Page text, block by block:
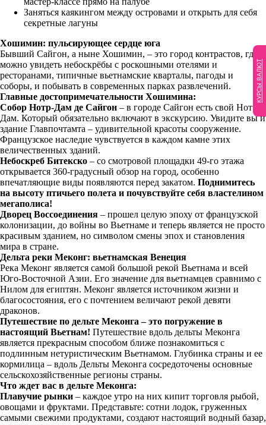
Заняться каякингом между островами и открыть для себя
секретные лагуны
Хошимин: пульсирующее сердце юга
Бывший Сайгон, а ныне Хошимин, – это город контрастов, где
можно увидеть небоскрёбы с роскошными отелями и
ресторанами, типичные вьетнамские кварталы, пагоды и
соборы, и побывать в современных парках развлечений.
Главные достопримечательности Хошимина:
Собор Нотр-Дам де Сайгон – в городе Сайгон есть свой Нотр-
Дам. Который обязательно включают в экскурсию. Увидите вы и
здание Главпочтамта – удивительной красоты сооружение.
Французское наследие чувствуется в каждом камне этих
величественных зданий.
Небоскреб Битекско – со смотровой площадки 49-го этажа
открывается 360-градусный обзор на город, особенно
впечатляющие виды появляются перед закатом. Поднимитесь
на высоту птичьего полета и почувствуйте себя властелином
мегаполиса!
Дворец Воссоединения – прошел целую эпоху от французской
колонизации, до войны во Вьетнаме и теперь является не просто
красивым зданием, но символом смены эпох и становления
мира в стране.
Дельта реки Меконг: вьетнамская Венеция
Река Меконг является самой большой рекой Вьетнама и всей
Юго-Восточной Азии. Его значение для вьетнамцев сравнимо с
Нилом для египтян. Меконг является источником жизни и
благосостояния, его с почтением величают рекой девяти
драконов.
Путешествие по дельте Меконга – это погружение в
настоящий Вьетнам! Путешествие вдоль дельты Меконга
является прекрасным способом ближе познакомиться с
подлинным нетуристическим Вьетнамом. Глубинка страны и ее
кормилица – вдоль Дельты Меконга сосредоточены основные
сельскохозяйственные регионы страны.
Что ждет вас в дельте Меконга:
Плавучие рынки – каждое утро на них кипит торговля рыбой,
овощами и фруктами. Представьте: сотни лодок, груженных
самыми свежими продуктами, создают настоящий водный базар,
КУРСЫ ВАЛЮТ